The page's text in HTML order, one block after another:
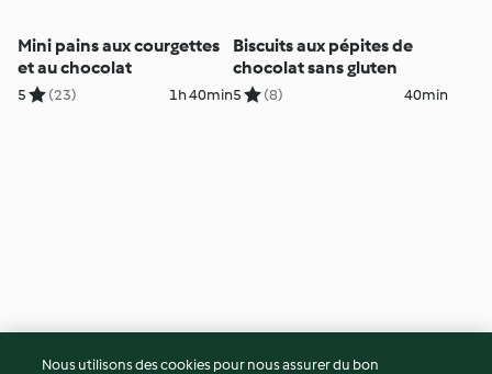
Mini pains aux courgettes
et au chocolat
5 (23) 1h 40min
Biscuits aux pépites de
chocolat sans gluten
5 (8) 40min
Sablés irlandais Barres Nanaimo
Nous utilisons des cookies pour nous assurer du bon